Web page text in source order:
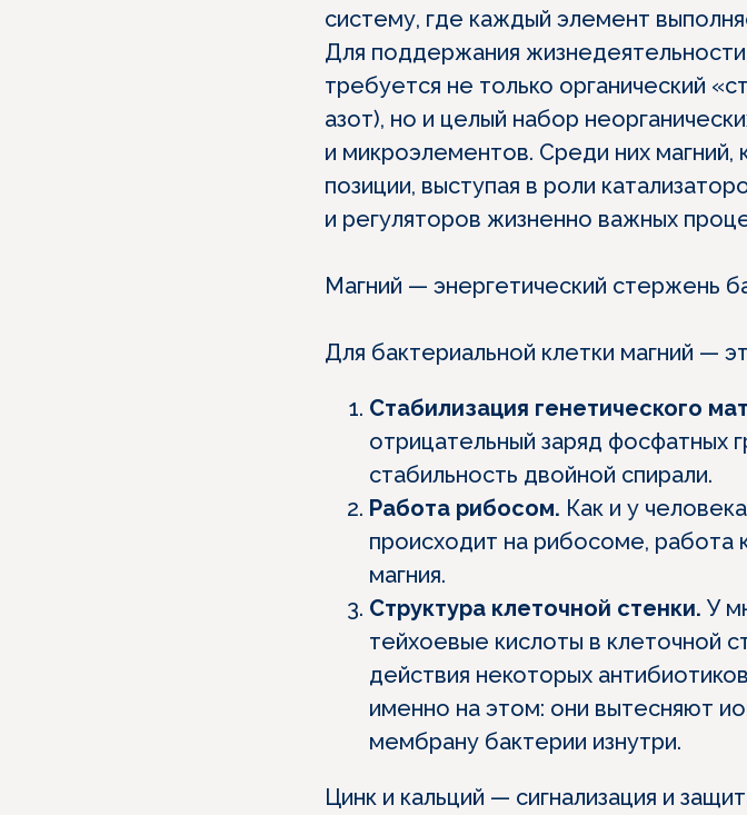
систему, где каждый элемент
Для поддержания
требуется не только органический
азот), но и целый набор
и микроэлементов. Среди них магний,
позиции, выступая в роли
и регуляторов жизненно важных
Магний — энергетический стержень
Для бактериальной клетки магний —
Стабилизация генетического
отрицательный заряд фосфатных
стабильность двойной спирали.
Работа рибосом. Как и у
происходит на рибосоме, работа
магния.
Структура клеточной стенки. У
тейхоевые кислоты в клеточной
действия некоторых
именно на этом: они вытесняют
мембрану бактерии изнутри.
Цинк и кальций — сигнализация и